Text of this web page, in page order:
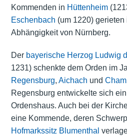
Kommenden in Hüttenheim
Eschenbach (um 1220)
Abhängigkeit von Nürnberg.
Der bayerische Herzog Ludwig
1231) schenkte dem Orden im
Regensburg, Aichach und Cham
Regensburg entwickelte sich
Ordenshaus. Auch bei der
eine Kommende, deren
Hofmarkssitz Blumenthal